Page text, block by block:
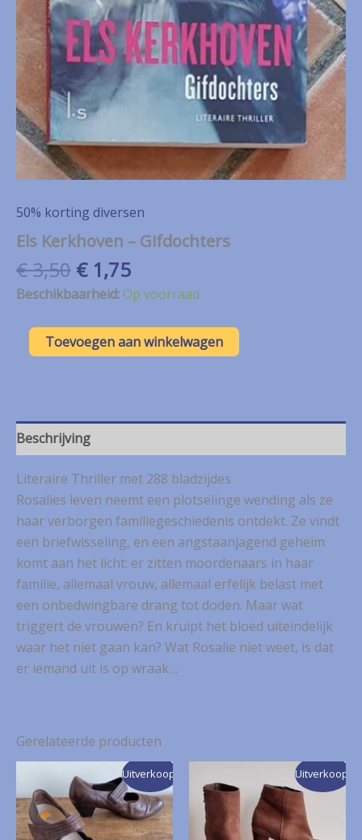
50% korting diversen
Els Kerkhoven – Gifdochters
€3,50 Oorspronkelijke
prijs
€ 3,50.
€1,75Huidige
prijs
is:
€ 1,75.
Beschikbaarheid:Op voorraad
Els
KerkhovenToevoegen aan winkelwagen
Beschrijving
Literaire Thriller met 288 bladzijdes
Rosalies leven neemt een plotselinge wending als ze
haar verborgen familiegeschiedenis ontdekt. Ze vindt
een briefwisseling, en een angstaanjagend geheim
komt aan het licht: er zitten moordenaars in haar
familie, allemaal vrouw, allemaal erfelijk belast met
een onbedwingbare drang tot doden. Maar wat
triggert de vrouwen? En kruipt het bloed uiteindelijk
waar het niet gaan kan? Wat Rosalie niet weet, is dat
er iemand uit is op wraak…
Gerelateerde producten
Uitverkoop! Uitverkoop!